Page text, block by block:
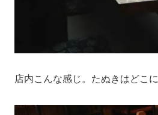
店内こんな感じ。たぬきはどこ